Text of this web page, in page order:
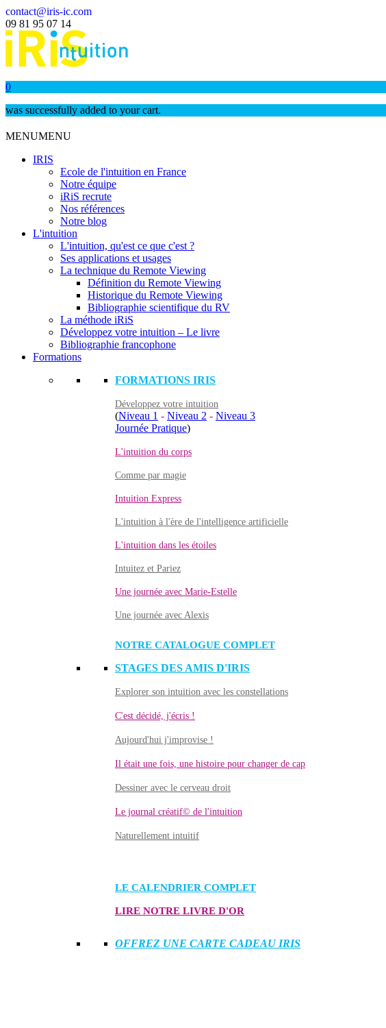
contact@iris-ic.com
09 81 95 07 14
0
was successfully added to your cart.
MENUMENU
IRIS
Ecole de l'intuition en France
Notre équipe
iRiS recrute
Nos références
Notre blog
L'intuition
L'intuition, qu'est ce que c'est ?
Ses applications et usages
La technique du Remote Viewing
Définition du Remote Viewing
Historique du Remote Viewing
Bibliographie scientifique du RV
La méthode iRiS
Développez votre intuition – Le livre
Bibliographie francophone
Formations
FORMATIONS IRIS
Développez votre intuition
(Niveau 1 - Niveau 2 - Niveau 3
Journée Pratique)
L'intuition du corps
Comme par magie
Intuition Express
L'intuition à l'ère de l'intelligence artificielle
L'intuition dans les étoiles
Intuitez et Pariez
Une journée avec Marie-Estelle
Une journée avec Alexis
NOTRE CATALOGUE COMPLET
STAGES DES AMIS D'IRIS
Explorer son intuition avec les constellations
C'est décidé, j'écris !
Aujourd'hui j'improvise !
Il était une fois, une histoire pour changer de cap
Dessiner avec le cerveau droit
Le journal créatif© de l'intuition
Naturellement intuitif
LE CALENDRIER COMPLET
LIRE NOTRE LIVRE D'OR
OFFREZ UNE CARTE CADEAU IRIS